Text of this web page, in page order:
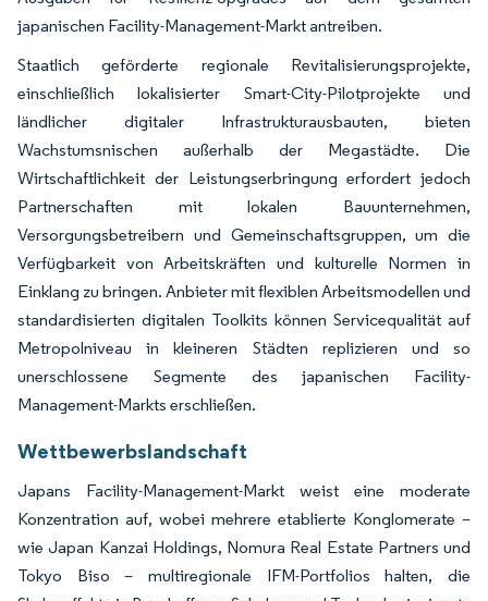
japanischen Facility-Management-Markt antreiben.
Staatlich geförderte regionale Revitalisierungsprojekte,
einschließlich lokalisierter Smart-City-Pilotprojekte und
ländlicher digitaler Infrastrukturausbauten, bieten
Wachstumsnischen außerhalb der Megastädte. Die
Wirtschaftlichkeit der Leistungserbringung erfordert jedoch
Partnerschaften mit lokalen Bauunternehmen,
Versorgungsbetreibern und Gemeinschaftsgruppen, um die
Verfügbarkeit von Arbeitskräften und kulturelle Normen in
Einklang zu bringen. Anbieter mit flexiblen Arbeitsmodellen und
standardisierten digitalen Toolkits können Servicequalität auf
Metropolniveau in kleineren Städten replizieren und so
unerschlossene Segmente des japanischen Facility-
Management-Markts erschließen.
Wettbewerbslandschaft
Japans Facility-Management-Markt weist eine moderate
Konzentration auf, wobei mehrere etablierte Konglomerate –
wie Japan Kanzai Holdings, Nomura Real Estate Partners und
Tokyo Biso – multiregionale IFM-Portfolios halten, die